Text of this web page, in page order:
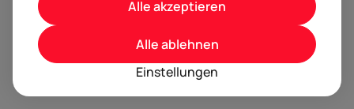
Einstellungen
Alle ablehnen
Alle akzeptieren